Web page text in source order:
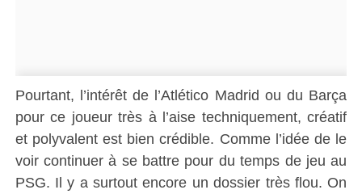
Pourtant, l’intérêt de l’Atlético Madrid ou du Barça
pour ce joueur très à l’aise techniquement, créatif
et polyvalent est bien crédible. Comme l’idée de le
voir continuer à se battre pour du temps de jeu au
PSG. Il y a surtout encore un dossier très flou. On